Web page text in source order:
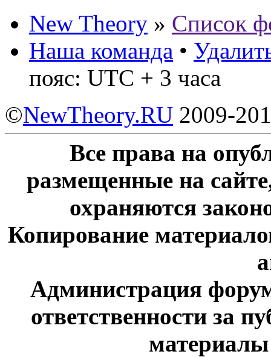
New Theory » Список
Наша команда •
пояс: UTC + 3 часа
©NewTheory.RU 2009-
Все права на
размещенные на
охраняются
Копирование
Администрация
ответственности за